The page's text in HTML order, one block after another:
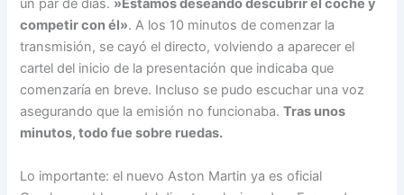
un par de días. »Estamos deseando descubrir el coche y
competir con él». A los 10 minutos de comenzar la
transmisión, se cayó el directo, volviendo a aparecer el
cartel del inicio de la presentación que indicaba que
comenzaría en breve. Incluso se pudo escuchar una voz
asegurando que la emisión no funcionaba.Tras unos
minutos, todo fue sobre ruedas.
Lo importante: el nuevo Aston Martin ya es oficial